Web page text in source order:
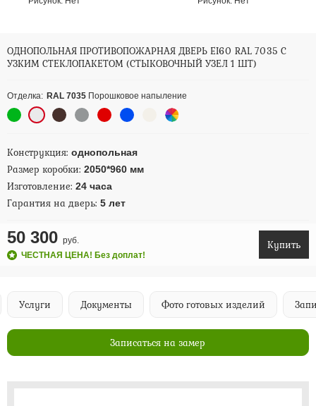
ОДНОПОЛЬНАЯ ПРОТИВОПОЖАРНАЯ ДВЕРЬ EI60 RAL 7035 С
УЗКИМ СТЕКЛОПАКЕТОМ (СТЫКОВОЧНЫЙ УЗЕЛ 1 ШТ)
Отделка: RAL 7035 Порошковое напыление
Конструкция: однопольная
Размер коробки: 2050*960 мм
Изготовление: 24 часа
Гарантия на дверь: 5 лет
50 300 руб.
ЧЕСТНАЯ ЦЕНА! Без доплат!
Купить
Услуги Документы Фото готовых изделий
Записаться на замер